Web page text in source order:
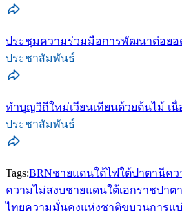
ประชุมความร่วมมือการพัฒนาต่อยอ
ประชาสัมพันธ์
ทำบุญวิถีใหม่เวียนเทียนด้วยต้นไม้ เ
ประชาสัมพันธ์
Tags:BRNชายแดนใต้ไฟใต้ปาตานีคว
ความไม่สงบชายแดนใต้เอกราชปาต
ไทยความมั่นคงแห่งชาติขบวนการแ